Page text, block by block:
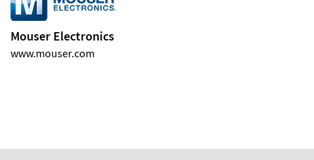
Mouser Electronics
www.mouser.com